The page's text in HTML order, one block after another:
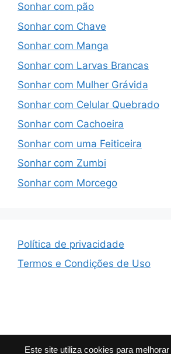
Este site utiliza cookies para
Sonhar com pão
Sonhar com Chave
Sonhar com Manga
Sonhar com Larvas Brancas
Sonhar com Mulher Grávida
Sonhar com Celular Quebrado
Sonhar com Cachoeira
Sonhar com uma Feiticeira
Sonhar com Zumbi
Sonhar com Morcego
Política de privacidade
Termos e Condições de Uso